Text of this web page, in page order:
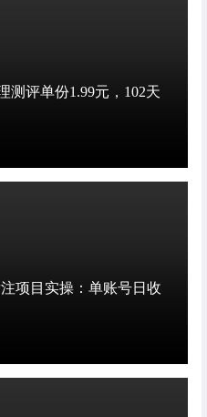
测评单份1.99元，102天
项目实操：单账号日收